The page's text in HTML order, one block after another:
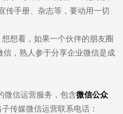
传手册、杂志等，要动用一切
想看，如果一个伙伴的朋友圈
，熟人参于分享企业微信是成
微信运营服务，包含微信公众
传媒微信运营联系电话：